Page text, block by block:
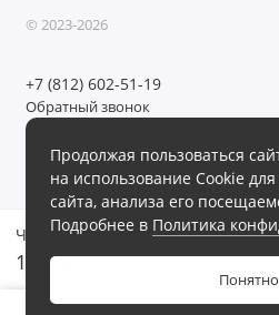
Чехол Keephone iPhone 17 Pro X-CRYSTAL
1 690р.
Продолжая пользоваться
на использование Cookie
сайта, анализа его
Подробнее в Политика
Понятно
© 2023-2026
+7 (812) 602-51-19
Обратный звонок
Мы в сети